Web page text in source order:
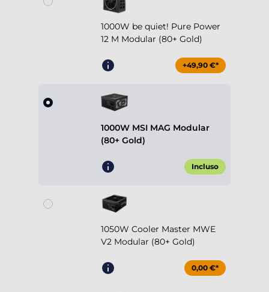
1000W be quiet! Pure Power
12 M Modular (80+ Gold)
+49,90 €*
1000W MSI MAG Modular
(80+ Gold)
Incluso
1050W Cooler Master MWE
V2 Modular (80+ Gold)
0,00 €*